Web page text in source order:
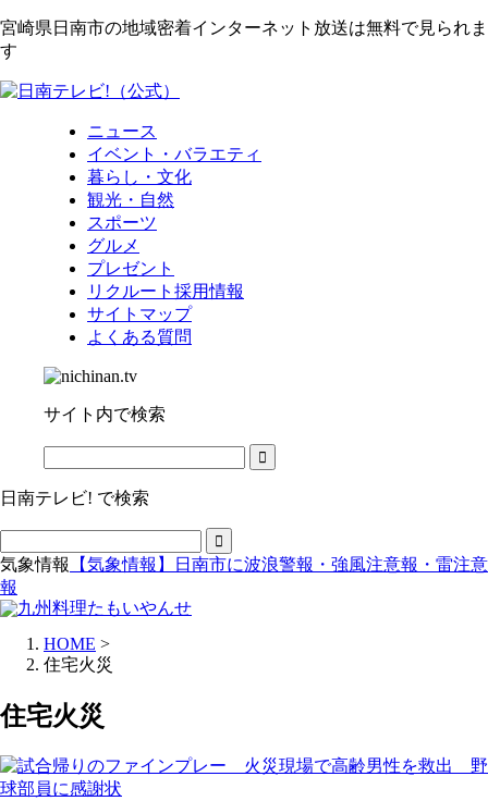
宮崎県日南市の地域密着インターネット放送は無料で見られま
す
ニュース
イベント・バラエティ
暮らし・文化
観光・自然
スポーツ
グルメ
プレゼント
リクルート採用情報
サイトマップ
よくある質問
サイト内で検索
日南テレビ! で検索
気象情報
【気象情報】日南市に波浪警報・強風注意報・雷注意
報
HOME >
住宅火災
住宅火災